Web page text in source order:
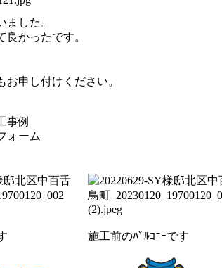
した。
かったです。
申し付けください。
事例
ォーム
施工前のﾊﾞﾙｺﾆｰです